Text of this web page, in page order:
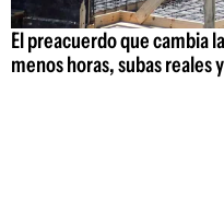
El preacuerdo que cambia
menos horas, subas reales